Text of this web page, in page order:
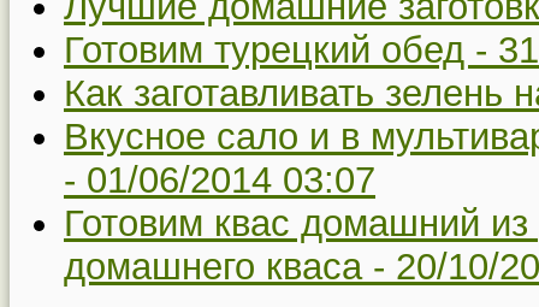
Готовим турецкий обед -
Как заготавливать зелень
Вкусное сало и в
- 01/06/2014 03:07
Готовим квас домашний
домашнего кваса - 20/10/